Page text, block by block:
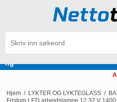
Hjem / LYKTER OG LYKTEGLASS /
Fristom LED arbeidslampe 12 32 V